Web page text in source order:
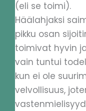
(eli se toimi).
Häälahjaksi
pikku osan
toimivat hyvin
vain tuntui
kun ei ole
velvollisuus,